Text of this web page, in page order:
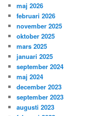
maj 2026
februari 2026
november 2025
oktober 2025
mars 2025
januari 2025
september 2024
maj 2024
december 2023
september 2023
augusti 2023